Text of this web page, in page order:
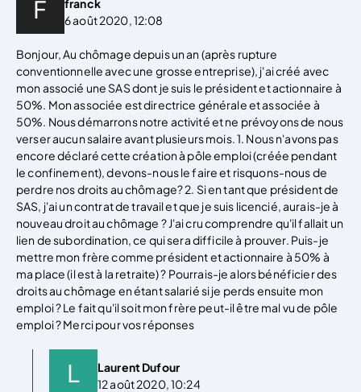
franck
6 août 2020, 12:08
Bonjour, Au chômage depuis un an (après rupture
conventionnelle avec une grosse entreprise), j'ai créé avec
mon associé une SAS dont je suis le président et actionnaire à
50%. Mon associée est directrice générale et associée à
50%. Nous démarrons notre activité et ne prévoyons de nous
verser aucun salaire avant plusieurs mois. 1. Nous n'avons pas
encore déclaré cette création à pôle emploi (créée pendant
le confinement), devons-nous le faire et risquons-nous de
perdre nos droits au chômage? 2. Si en tant que président de
SAS, j'ai un contrat de travail et que je suis licencié, aurais-je à
nouveau droit au chômage ? J'ai cru comprendre qu'il fallait un
lien de subordination, ce qui sera difficile à prouver. Puis-je
mettre mon frère comme président et actionnaire à 50% à
ma place (il est à la retraite) ? Pourrais-je alors bénéficier des
droits au chômage en étant salarié si je perds ensuite mon
emploi ? Le fait qu'il soit mon frère peut-il être mal vu de pôle
emploi ? Merci pour vos réponses
Laurent Dufour
12 août 2020, 10:24